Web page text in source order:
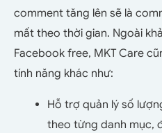
comment tăng lên sẽ là
mất theo thời gian. Ngoài
Facebook free, MKT Care
tính năng khác như:
Hỗ trợ quản lý số
theo từng danh mục,